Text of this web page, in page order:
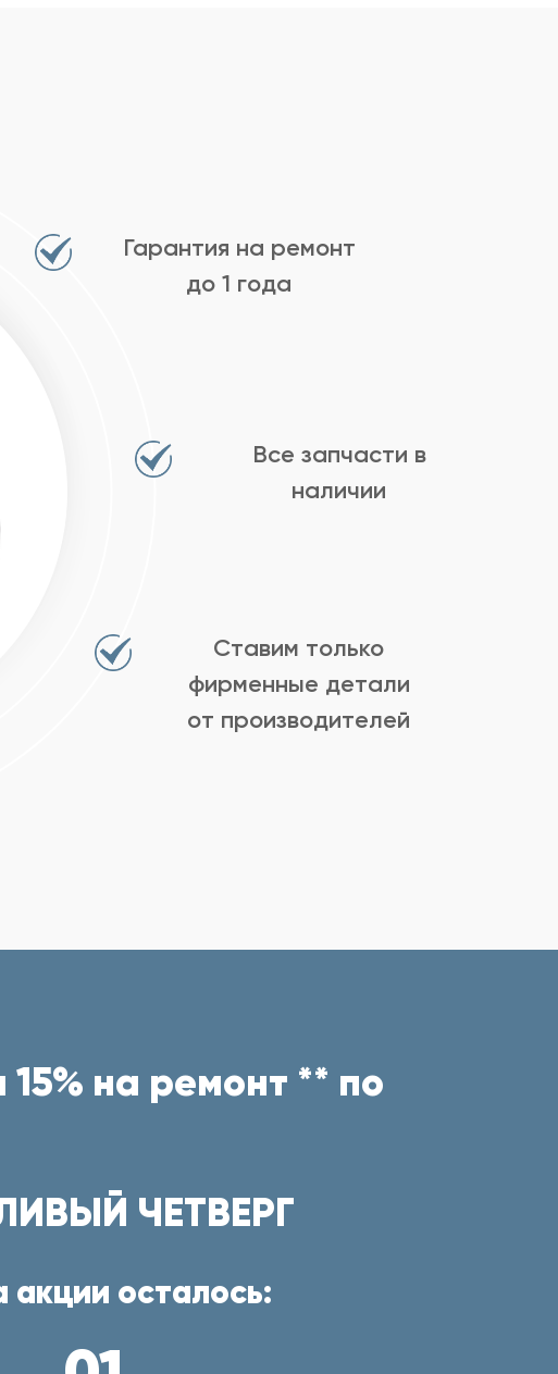
Гарантия на ремонт
до 1 года
Все запчасти в
наличии
Ставим только
фирменные детали
от производителей
на ремонт ** по
ЧЕТВЕРГ
акции осталось: